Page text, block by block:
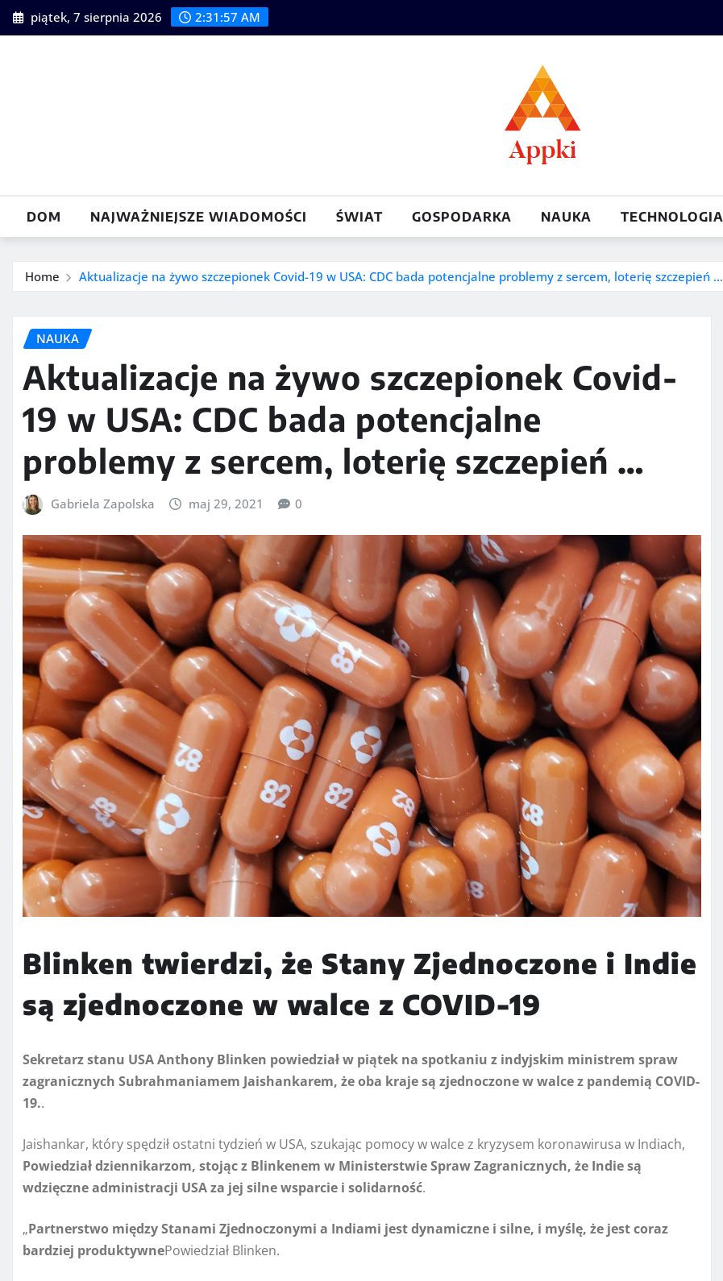
Skip
to
piątek, 7 sierpnia 2026 2:31:58 AM
DOM NAJWAŻNIEJSZE WIADOMOŚCI ŚWIAT GOSPODARKA NAUKA TECHNOLOGIA
Home Aktualizacje na żywo szczepionek Covid-19 w USA: CDC bada potencjalne problemy z sercem, loterię szczepień …
NAUKA
Aktualizacje na żywo szczepionek Covid-
19 w USA: CDC bada potencjalne
problemy z sercem, loterię szczepień …
Gabriela Zapolska maj 29, 2021 0
Blinken twierdzi, że Stany Zjednoczone i Indie
są zjednoczone w walce z COVID-19
Sekretarz stanu USA Anthony Blinken powiedział w piątek na spotkaniu z indyjskim ministrem spraw
zagranicznych Subrahmaniamem Jaishankarem, że oba kraje są zjednoczone w walce z pandemią COVID-
19..
Jaishankar, który spędził ostatni tydzień w USA, szukając pomocy w walce z kryzysem koronawirusa w Indiach,
Powiedział dziennikarzom, stojąc z Blinkenem w Ministerstwie Spraw Zagranicznych, że Indie są
wdzięczne administracji USA za jej silne wsparcie i solidarność.
„Partnerstwo między Stanami Zjednoczonymi a Indiami jest dynamiczne i silne, i myślę, że jest coraz
bardziej produktywnePowiedział Blinken.